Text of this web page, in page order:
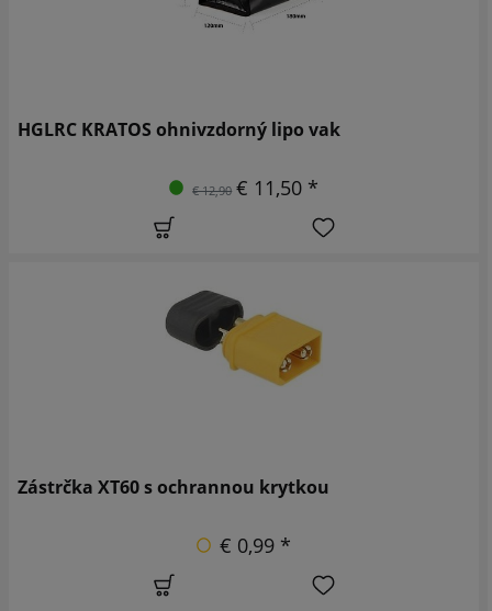
HGLRC KRATOS ohnivzdorný lipo vak
€ 12,90 € 11,50 *
Zástrčka XT60 s ochrannou krytkou
€ 0,99 *